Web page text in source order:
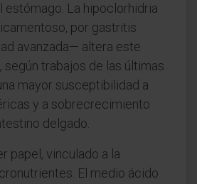
estómago. La hipoclorhidria
por gastritis
avanzada— altera este
según trabajos de las últimas
mayor susceptibilidad a
y a sobrecrecimiento
delgado.
papel, vinculado a la
El medio ácido